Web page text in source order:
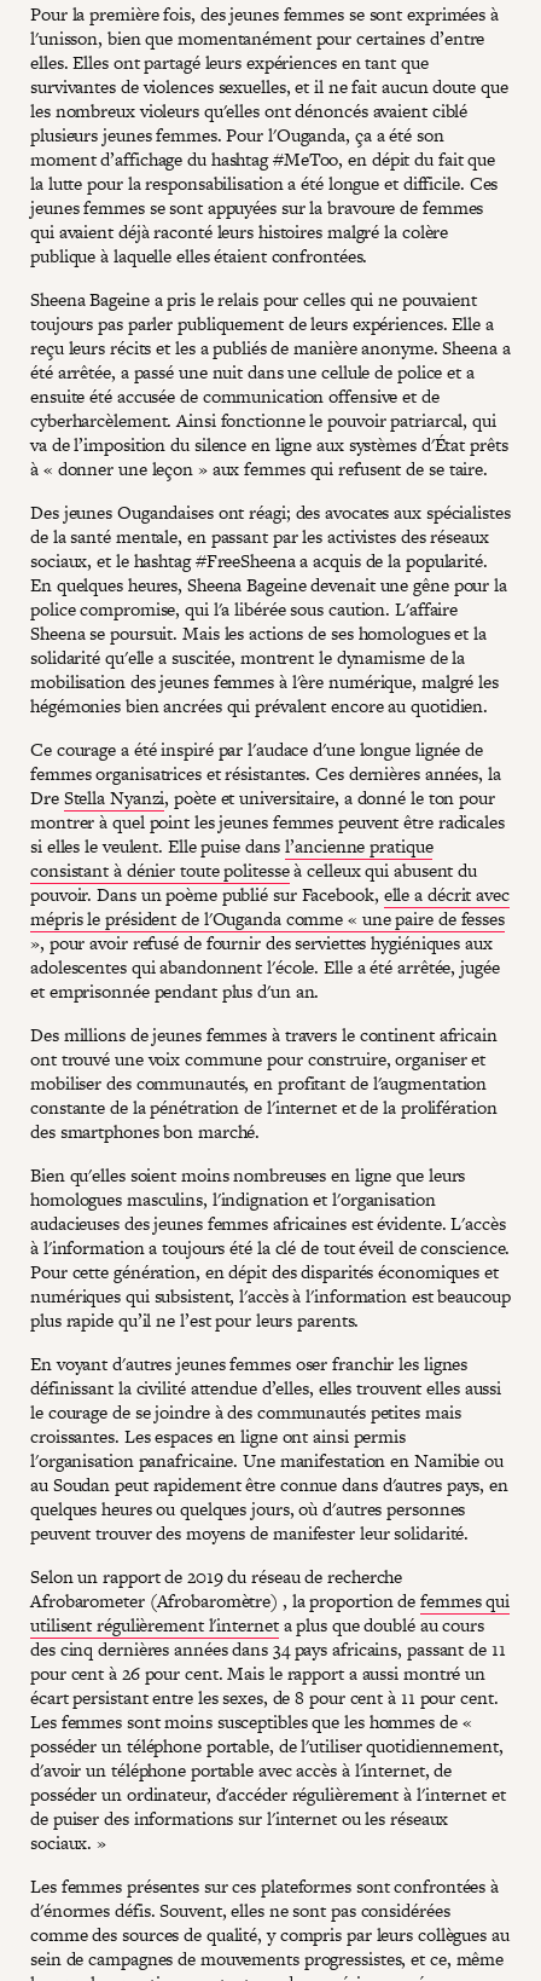
Pour la première fois, des jeunes femmes se sont exprimées à
l'unisson, bien que momentanément pour certaines d’entre
elles. Elles ont partagé leurs expériences en tant que
survivantes de violences sexuelles, et il ne fait aucun doute que
les nombreux violeurs qu'elles ont dénoncés avaient ciblé
plusieurs jeunes femmes. Pour l'Ouganda, ça a été son
moment d’affichage du hashtag #MeToo, en dépit du fait que
la lutte pour la responsabilisation a été longue et difficile. Ces
jeunes femmes se sont appuyées sur la bravoure de femmes
qui avaient déjà raconté leurs histoires malgré la colère
publique à laquelle elles étaient confrontées.
Sheena Bageine a pris le relais pour celles qui ne pouvaient
toujours pas parler publiquement de leurs expériences. Elle a
reçu leurs récits et les a publiés de manière anonyme. Sheena a
été arrêtée, a passé une nuit dans une cellule de police et a
ensuite été accusée de communication offensive et de
cyberharcèlement. Ainsi fonctionne le pouvoir patriarcal, qui
va de l’imposition du silence en ligne aux systèmes d'État prêts
à « donner une leçon » aux femmes qui refusent de se taire.
Des jeunes Ougandaises ont réagi; des avocates aux spécialistes
de la santé mentale, en passant par les activistes des réseaux
sociaux, et le hashtag #FreeSheena a acquis de la popularité.
En quelques heures, Sheena Bageine devenait une gêne pour la
police compromise, qui l'a libérée sous caution. L'affaire
Sheena se poursuit. Mais les actions de ses homologues et la
solidarité qu'elle a suscitée, montrent le dynamisme de la
mobilisation des jeunes femmes à l'ère numérique, malgré les
hégémonies bien ancrées qui prévalent encore au quotidien.
Ce courage a été inspiré par l'audace d'une longue lignée de
femmes organisatrices et résistantes. Ces dernières années, la
DreStella Nyanzi, poète et universitaire, a donné le ton pour
montrer à quel point les jeunes femmes peuvent être radicales
si elles le veulent. Elle puise dansl’ancienne pratique
consistant à dénier toute politesseà celleux qui abusent du
pouvoir. Dans un poème publié sur Facebook, elle a décrit avec
mépris le président de l'Ouganda comme « une paire de fesses
», pour avoir refusé de fournir des serviettes hygiéniques aux
adolescentes qui abandonnent l'école. Elle a été arrêtée, jugée
et emprisonnée pendant plus d'un an.
Des millions de jeunes femmes à travers le continent africain
ont trouvé une voix commune pour construire, organiser et
mobiliser des communautés, en profitant de l'augmentation
constante de la pénétration de l'internet et de la prolifération
des smartphones bon marché.
Bien qu'elles soient moins nombreuses en ligne que leurs
homologues masculins, l'indignation et l'organisation
audacieuses des jeunes femmes africaines est évidente. L'accès
à l'information a toujours été la clé de tout éveil de conscience.
Pour cette génération, en dépit des disparités économiques et
numériques qui subsistent, l'accès à l'information est beaucoup
plus rapide qu’il ne l’est pour leurs parents.
En voyant d'autres jeunes femmes oser franchir les lignes
définissant la civilité attendue d’elles, elles trouvent elles aussi
le courage de se joindre à des communautés petites mais
croissantes. Les espaces en ligne ont ainsi permis
l'organisation panafricaine. Une manifestation en Namibie ou
au Soudan peut rapidement être connue dans d'autres pays, en
quelques heures ou quelques jours, où d'autres personnes
peuvent trouver des moyens de manifester leur solidarité.
Selon un rapport de 2019 du réseau de recherche
Afrobarometer (Afrobaromètre) , la proportion defemmes qui
utilisent régulièrement l'interneta plus que doublé au cours
des cinq dernières années dans 34 pays africains, passant de 11
pour cent à 26 pour cent. Mais le rapport a aussi montré un
écart persistant entre les sexes, de 8 pour cent à 11 pour cent.
Les femmes sont moins susceptibles que les hommes de «
posséder un téléphone portable, de l'utiliser quotidiennement,
d'avoir un téléphone portable avec accès à l'internet, de
posséder un ordinateur, d'accéder régulièrement à l'internet et
de puiser des informations sur l'internet ou les réseaux
sociaux. »
Les femmes présentes sur ces plateformes sont confrontées à
d'énormes défis. Souvent, elles ne sont pas considérées
comme des sources de qualité, y compris par leurs collègues au
sein de campagnes de mouvements progressistes, et ce, même